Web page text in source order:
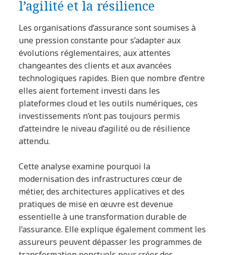
l’agilité et la résilience
Les organisations d’assurance sont soumises à
une pression constante pour s’adapter aux
évolutions réglementaires, aux attentes
changeantes des clients et aux avancées
technologiques rapides. Bien que nombre d’entre
elles aient fortement investi dans les
plateformes cloud et les outils numériques, ces
investissements n’ont pas toujours permis
d’atteindre le niveau d’agilité ou de résilience
attendu.
Cette analyse examine pourquoi la
modernisation des infrastructures cœur de
métier, des architectures applicatives et des
pratiques de mise en œuvre est devenue
essentielle à une transformation durable de
l’assurance. Elle explique également comment les
assureurs peuvent dépasser les programmes de